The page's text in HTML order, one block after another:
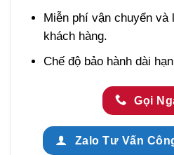
Miễn phí vận chuyển và
khách hàng.
Chế độ bảo hành dài
Gọi
Zalo Tư Vấn